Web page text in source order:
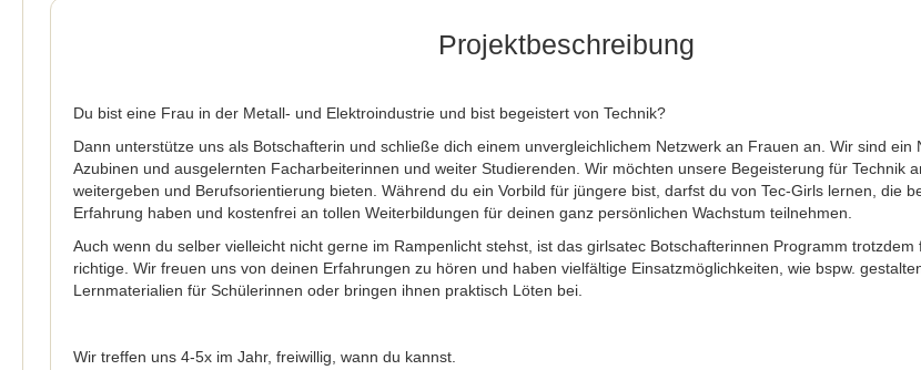
Projektbeschreibung
Du bist eine Frau in der Metall- und Elektroindustrie und bist begeistert von Technik?
Dann unterstütze uns als Botschafterin und schließe dich einem unvergleichlichem Netzwerk an Frauen an. Wir sind ein
Azubinen und ausgelernten Facharbeiterinnen und weiter Studierenden. Wir möchten unsere Begeisterung für Technik
weitergeben und Berufsorientierung bieten. Während du ein Vorbild für jüngere bist, darfst du von Tec-Girls lernen, die
Erfahrung haben und kostenfrei an tollen Weiterbildungen für deinen ganz persönlichen Wachstum teilnehmen.
Auch wenn du selber vielleicht nicht gerne im Rampenlicht stehst, ist das girlsatec Botschafterinnen Programm trotzdem
richtige. Wir freuen uns von deinen Erfahrungen zu hören und haben vielfältige Einsatzmöglichkeiten, wie bspw.
Lernmaterialien für Schülerinnen oder bringen ihnen praktisch Löten bei.
Wir treffen uns 4-5x im Jahr, freiwillig, wann du kannst.